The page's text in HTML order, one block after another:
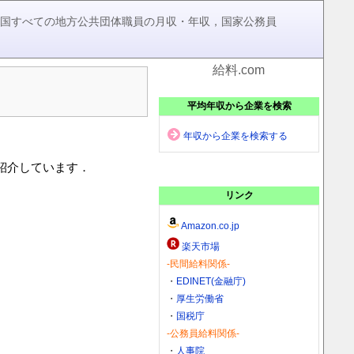
すべての地方公共団体職員の月収・年収，国家公務員
しています．
給料.com
平均年収から企業を検索
年収から企業を検索する
リンク
Amazon.co.jp
楽天市場
-民間給料関係-
・ EDINET(金融庁)
・ 厚生労働省
・ 国税庁
-公務員給料関係-
・ 人事院